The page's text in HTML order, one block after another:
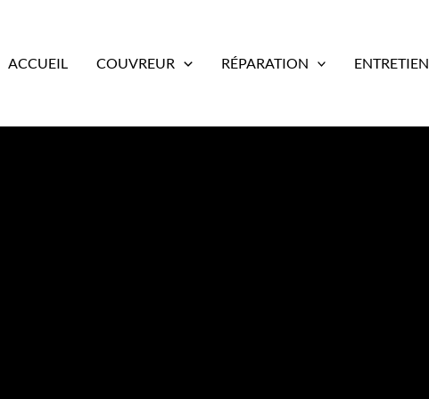
ACCUEIL COUVREUR RÉPARATION ENTRETIEN